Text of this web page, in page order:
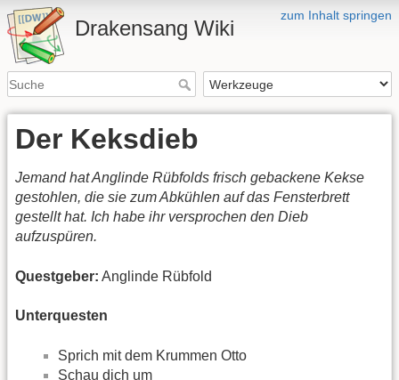
zum Inhalt springen
Drakensang Wiki
Der Keksdieb
Jemand hat Anglinde Rübfolds frisch gebackene Kekse
gestohlen, die sie zum Abkühlen auf das Fensterbrett
gestellt hat. Ich habe ihr versprochen den Dieb
aufzuspüren.
Questgeber: Anglinde Rübfold
Unterquesten
Sprich mit dem Krummen Otto
Schau dich um